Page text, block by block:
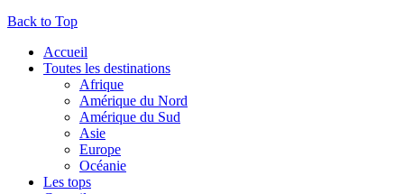
Back to Top
Accueil
Toutes les destinations
Afrique
Amérique du Nord
Amérique du Sud
Asie
Europe
Océanie
Les tops